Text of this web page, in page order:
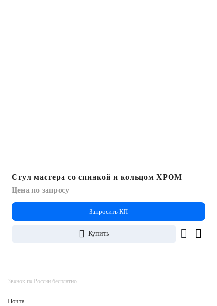
Стул мастера со спинкой и кольцом ХРОМ
Цена по запросу
Запросить КП
Купить
Звонок по России бесплатно
Почта